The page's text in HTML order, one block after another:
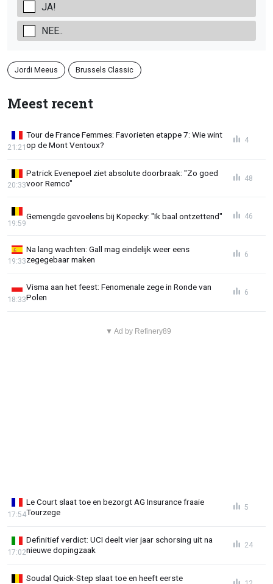
JA!
NEE..
Jordi Meeus Brussels Classic
Meest recent
Tour de France Femmes: Favorieten etappe 7: Wie wint
op de Mont Ventoux?
21:21
4
Patrick Evenepoel ziet absolute doorbraak: "Zo goed
voor Remco"
20:33
48
Gemengde gevoelens bij Kopecky: "Ik baal ontzettend"
19:59
46
Na lang wachten: Gall mag eindelijk weer eens
zegegebaar maken
19:33
6
Visma aan het feest: Fenomenale zege in Ronde van
Polen
18:33
6
▼ Ad by Refinery89
Le Court slaat toe en bezorgt AG Insurance fraaie
Tourzege
17:54
5
Definitief verdict: UCI deelt vier jaar schorsing uit na
nieuwe dopingzaak
17:02
24
Soudal Quick-Step slaat toe en heeft eerste